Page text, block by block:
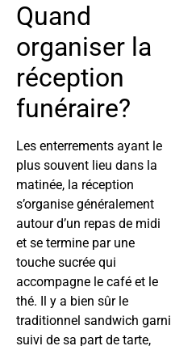
Quand
organiser la
réception
funéraire?
Les enterrements ayant le
plus souvent lieu dans la
matinée, la réception
s’organise généralement
autour d’un repas de midi
et se termine par une
touche sucrée qui
accompagne le café et le
thé. Il y a bien sûr le
traditionnel sandwich garni
suivi de sa part de tarte,